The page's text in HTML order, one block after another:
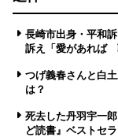
長崎市出身・平和
訴え「愛があれば
つげ義春さんと白
は？
死去した丹羽宇一
ど読書』ベストセ